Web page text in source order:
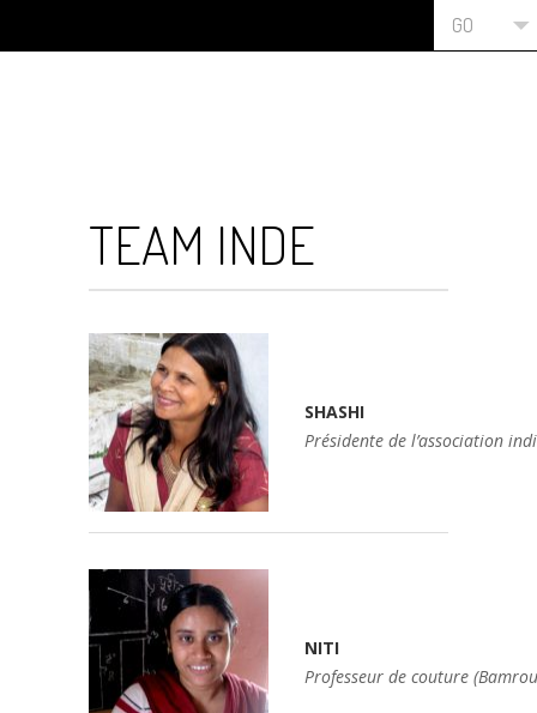
GO
TEAM INDE
SHASHI
Présidente de l’association
NITI
Professeur de couture